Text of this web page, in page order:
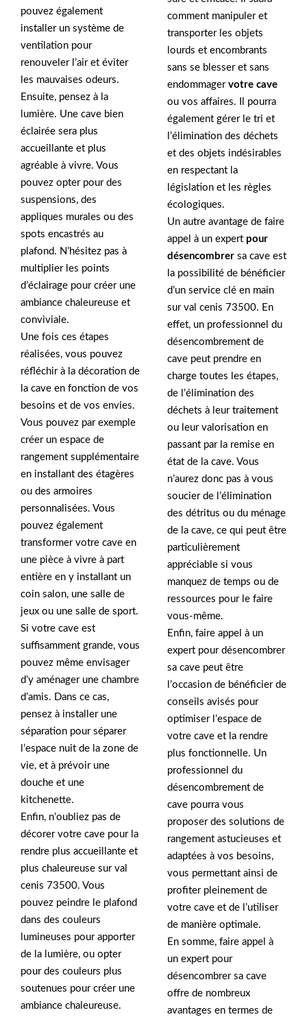
pouvez également
installer un système de
ventilation pour
renouveler l’air et éviter
les mauvaises odeurs.
Ensuite, pensez à la
lumière. Une cave bien
éclairée sera plus
accueillante et plus
agréable à vivre. Vous
pouvez opter pour des
suspensions, des
appliques murales ou des
spots encastrés au
plafond. N’hésitez pas à
multiplier les points
d’éclairage pour créer une
ambiance chaleureuse et
conviviale.
Une fois ces étapes
réalisées, vous pouvez
réfléchir à la décoration de
la cave en fonction de vos
besoins et de vos envies.
Vous pouvez par exemple
créer un espace de
rangement supplémentaire
en installant des étagères
ou des armoires
personnalisées. Vous
pouvez également
transformer votre cave en
une pièce à vivre à part
entière en y installant un
coin salon, une salle de
jeux ou une salle de sport.
Si votre cave est
suffisamment grande, vous
pouvez même envisager
d’y aménager une chambre
d’amis. Dans ce cas,
pensez à installer une
séparation pour séparer
l’espace nuit de la zone de
vie, et à prévoir une
douche et une
kitchenette.
Enfin, n’oubliez pas de
décorer votre cave pour la
rendre plus accueillante et
plus chaleureuse sur val
cenis 73500. Vous
pouvez peindre le plafond
dans des couleurs
lumineuses pour apporter
de la lumière, ou opter
pour des couleurs plus
soutenues pour créer une
ambiance chaleureuse.
comment manipuler et
transporter les objets
lourds et encombrants
sans se blesser et sans
endommager votre cave
ou vos affaires. Il pourra
également gérer le tri et
l’élimination des déchets
et des objets indésirables
en respectant la
législation et les règles
écologiques.
Un autre avantage de faire
appel à un expert pour
désencombrer sa cave est
la possibilité de bénéficier
d’un service clé en main
sur val cenis 73500. En
effet, un professionnel du
désencombrement de
cave peut prendre en
charge toutes les étapes,
de l’élimination des
déchets à leur traitement
ou leur valorisation en
passant par la remise en
état de la cave. Vous
n’aurez donc pas à vous
soucier de l’élimination
des détritus ou du ménage
de la cave, ce qui peut être
particulièrement
appréciable si vous
manquez de temps ou de
ressources pour le faire
vous-même.
Enfin, faire appel à un
expert pour désencombrer
sa cave peut être
l’occasion de bénéficier de
conseils avisés pour
optimiser l’espace de
votre cave et la rendre
plus fonctionnelle. Un
professionnel du
désencombrement de
cave pourra vous
proposer des solutions de
rangement astucieuses et
adaptées à vos besoins,
vous permettant ainsi de
profiter pleinement de
votre cave et de l’utiliser
de manière optimale.
En somme, faire appel à
un expert pour
désencombrer sa cave
offre de nombreux
avantages en termes de